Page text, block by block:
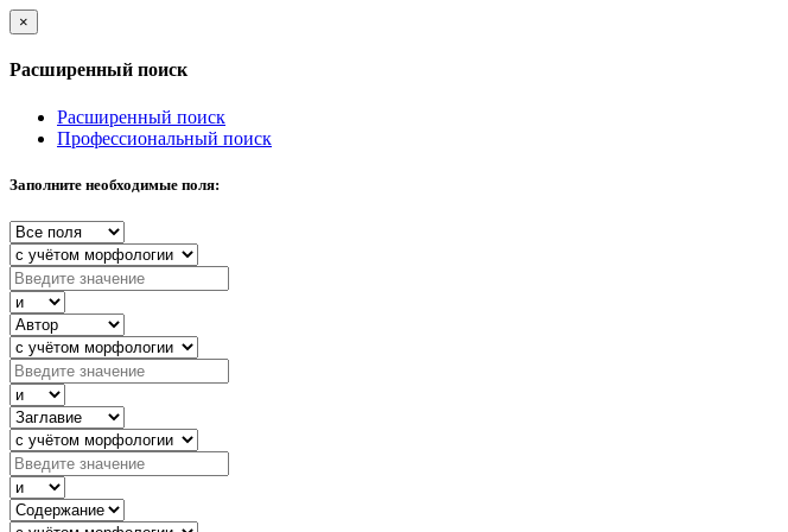
×
Расширенный поиск
Расширенный поиск
Профессиональный поиск
Заполните необходимые поля: